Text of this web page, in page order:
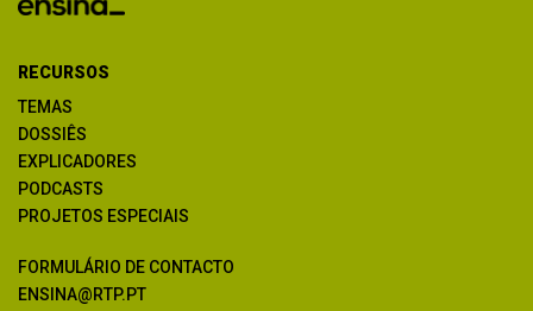
RECURSOS
TEMAS
DOSSIÊS
EXPLICADORES
PODCASTS
PROJETOS ESPECIAIS
FORMULÁRIO DE CONTACTO
ENSINA@RTP.PT